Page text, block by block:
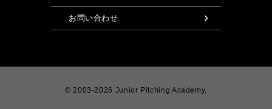
お問い合わせ
© 2003-2026 Junior Pitching Academy.